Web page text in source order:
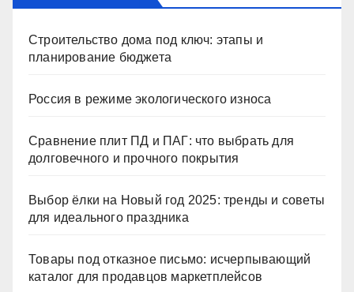
Строительство дома под ключ: этапы и
планирование бюджета
Россия в режиме экологического износа
Сравнение плит ПД и ПАГ: что выбрать для
долговечного и прочного покрытия
Выбор ёлки на Новый год 2025: тренды и советы
для идеального праздника
Товары под отказное письмо: исчерпывающий
каталог для продавцов маркетплейсов